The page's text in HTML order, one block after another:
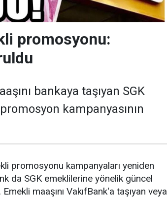
promosyonu:
bankaya taşıyan SGK
kampanyasının
promosyonu kampanyaları yeniden
da SGK emeklilerine yönelik güncel
maaşını VakıfBank'a taşıyan veya